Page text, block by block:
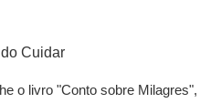
Cuidar
o livro "Conto sobre Milagres",